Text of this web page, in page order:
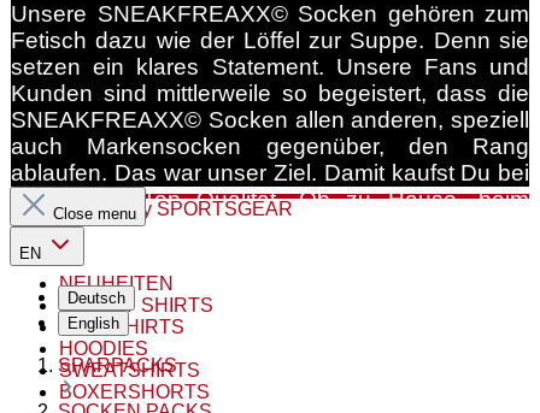
Unsere SNEAKFREAXX© Socken gehören zum
Fetisch dazu wie der Löffel zur Suppe. Denn sie
setzen ein klares Statement. Unsere Fans und
Kunden sind mittlerweile so begeistert, dass die
SNEAKFREAXX© Socken allen anderen, speziell
auch Markensocken gegenüber, den Rang
ablaufen. Das war unser Ziel. Damit kaufst Du bei
uns 100% Top Qualität. Ob zu Hause, beim
Spielen, auf der Arbeit oder auf einer der
legendären SNEAKFREAXX© Partys dürfen die
Socken nicht fehlen.
To The Category SPORTSGEAR
NEUHEITEN
JERSEY SHIRTS
POLOSHIRTS
HOODIES
SWEATSHIRTS
BOXERSHORTS
Close menu
EN
Deutsch
English
SPARPACKS